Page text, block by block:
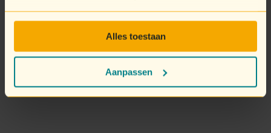
Alles toestaan
Aanpassen